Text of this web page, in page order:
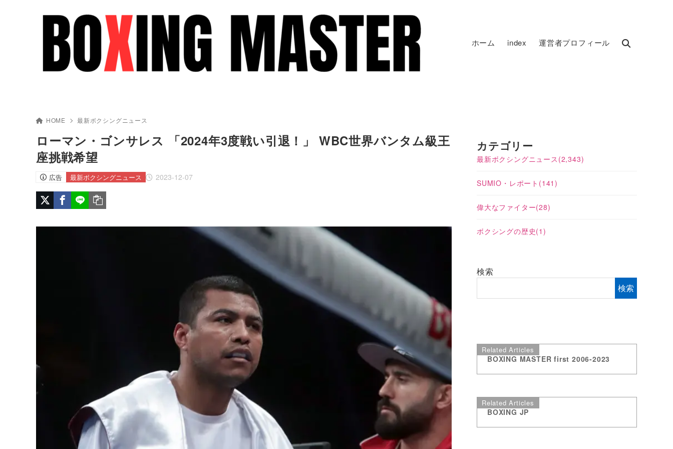
ホーム index 運営者プロフィール
HOME 最新ボクシングニュース
ローマン・ゴンサレス 「2024年3度戦い引退！」 WBC世界バンタム級王
座挑戦希望
広告 2023-12-07
最新ボクシングニュース
カテゴリー
最新ボクシングニュース (2,343)
SUMIO・レポート (141)
偉大なファイター(28)
ボクシングの歴史(1)
検索
検索
Related Articles
BOXING MASTER first 2006-2023
Related Articles
BOXING JP